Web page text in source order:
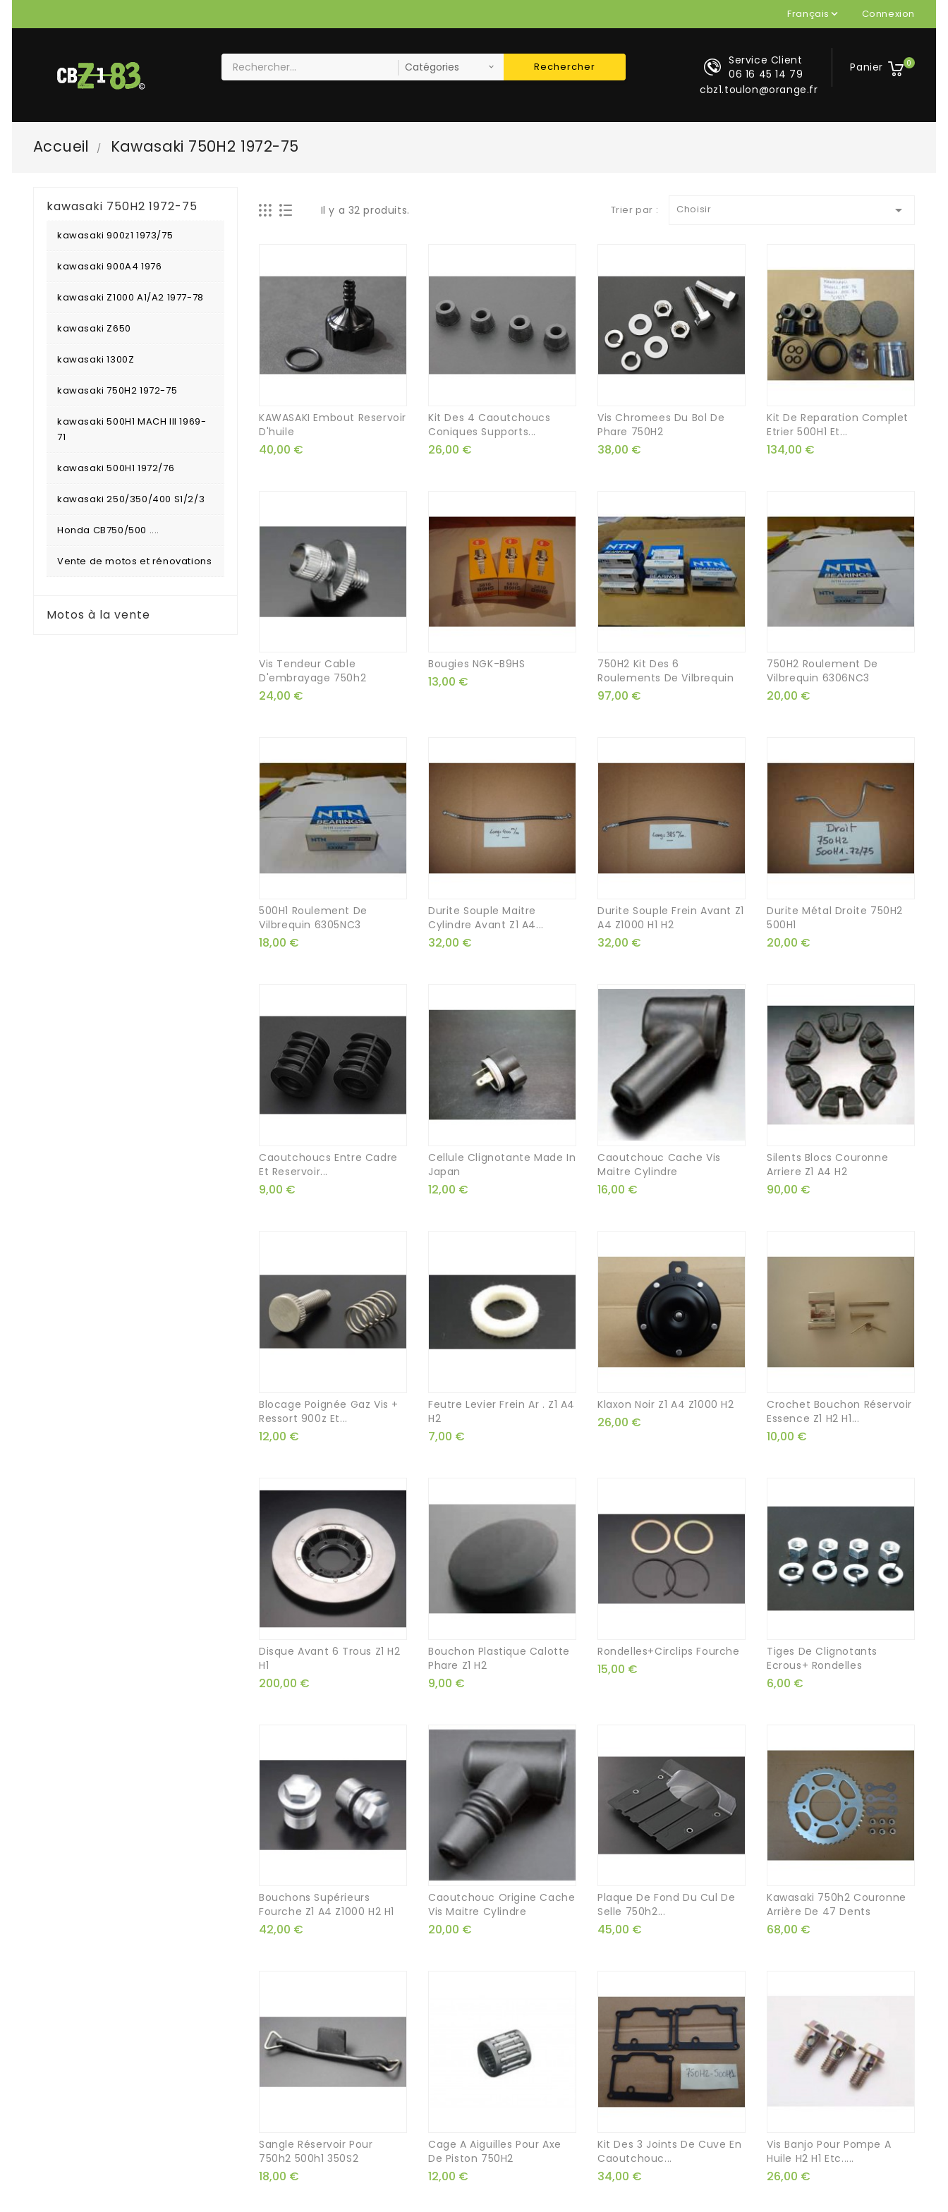
Français Connexion
Panier 0
Service Client
06 16 45 14 79
cbz1.toulon@orange.fr
Rechercher
Accueil Kawasaki 750H2 1972-75
kawasaki 750H2 1972-75
kawasaki 900z1 1973/75
kawasaki 900A4 1976
kawasaki Z1000 A1/A2 1977-78
kawasaki Z650
kawasaki 1300Z
kawasaki 750H2 1972-75
kawasaki 500H1 MACH III 1969-
71
kawasaki 500H1 1972/76
kawasaki 250/350/400 S1/2/3
Honda CB750/500 ....
Vente de motos et rénovations
Motos à la vente
Il y a 32 produits. Trier par : Choisir 
KAWASAKI Embout Reservoir
D'huile
40,00 €
Kit Des 4 Caoutchoucs
Coniques Supports...
26,00 €
Vis Chromees Du Bol De
Phare 750H2
38,00 €
Kit De Reparation Complet
Etrier 500H1 Et...
134,00 €
Vis Tendeur Cable
D'embrayage 750h2
24,00 €
Bougies NGK-B9HS
13,00 €
750H2 Kit Des 6
Roulements De Vilbrequin
97,00 €
750H2 Roulement De
Vilbrequin 6306NC3
20,00 €
500H1 Roulement De
Vilbrequin 6305NC3
18,00 €
Durite Souple Maitre
Cylindre Avant Z1 A4...
32,00 €
Durite Souple Frein Avant Z1
A4 Z1000 H1 H2
32,00 €
Durite Métal Droite 750H2
500H1
20,00 €
Caoutchoucs Entre Cadre
Et Reservoir...
9,00 €
Cellule Clignotante Made In
Japan
12,00 €
Caoutchouc Cache Vis
Maitre Cylindre
16,00 €
Silents Blocs Couronne
Arriere Z1 A4 H2
90,00 €
Blocage Poignée Gaz Vis +
Ressort 900z Et...
12,00 €
Feutre Levier Frein Ar . Z1 A4
H2
7,00 €
Klaxon Noir Z1 A4 Z1000 H2
26,00 €
Crochet Bouchon Réservoir
Essence Z1 H2 H1...
10,00 €
Disque Avant 6 Trous Z1 H2
H1
200,00 €
Bouchon Plastique Calotte
Phare Z1 H2
9,00 €
Rondelles+circlips Fourche
15,00 €
Tiges De Clignotants
Ecrous+ Rondelles
6,00 €
Bouchons Supérieurs
Fourche Z1 A4 Z1000 H2 H1
42,00 €
Caoutchouc Origine Cache
Vis Maitre Cylindre
20,00 €
Plaque De Fond Du Cul De
Selle 750h2...
45,00 €
Kawasaki 750h2 Couronne
Arrière De 47 Dents
68,00 €
Sangle Réservoir Pour
750h2 500h1 350S2
18,00 €
Cage A Aiguilles Pour Axe
De Piston 750H2
12,00 €
Kit Des 3 Joints De Cuve En
Caoutchouc...
34,00 €
Vis Banjo Pour Pompe A
Huile H2 H1 Etc.....
26,00 €